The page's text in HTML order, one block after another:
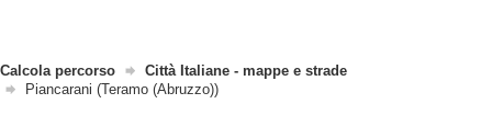
Calcola percorso
Città Italiane - mappe e strade
Piancarani (Teramo (Abruzzo))